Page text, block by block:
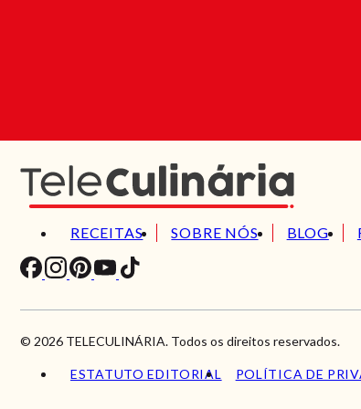
RECEITAS SOBRE NÓS BLOG
© 2026 TELECULINÁRIA. Todos os direitos reservados.
ESTATUTO EDITORIAL POLÍTICA DE